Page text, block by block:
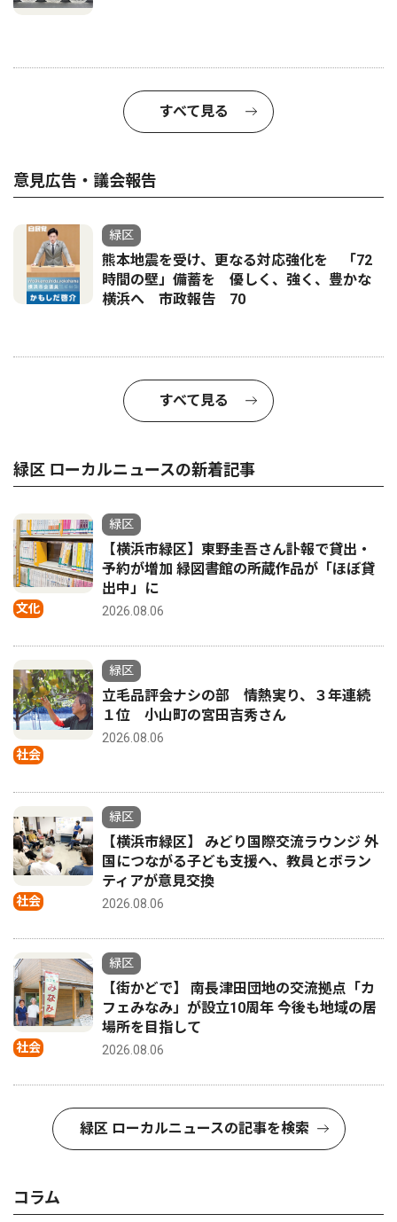
すべて見る
意見広告・議会報告
緑区
熊本地震を受け、更なる対応強化を 「72
時間の壁」備蓄を 優しく、強く、豊かな
横浜へ 市政報告 70
すべて見る
緑区 ローカルニュースの新着記事
文化
緑区
【横浜市緑区】東野圭吾さん訃報で貸出・
予約が増加 緑図書館の所蔵作品が「ほぼ貸
出中」に
2026.08.06
社会
緑区
立毛品評会ナシの部 情熱実り、３年連続
１位 小山町の宮田吉秀さん
2026.08.06
社会
緑区
【横浜市緑区】 みどり国際交流ラウンジ 外
国につながる子ども支援へ、教員とボラン
ティアが意見交換
2026.08.06
社会
緑区
【街かどで】 南長津田団地の交流拠点「カ
フェみなみ」が設立10周年 今後も地域の居
場所を目指して
2026.08.06
緑区 ローカルニュースの記事を検索
コラム